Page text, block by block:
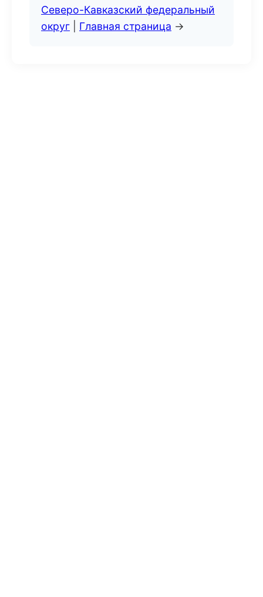
Северо-Кавказский федеральный
округ
Главная страница →